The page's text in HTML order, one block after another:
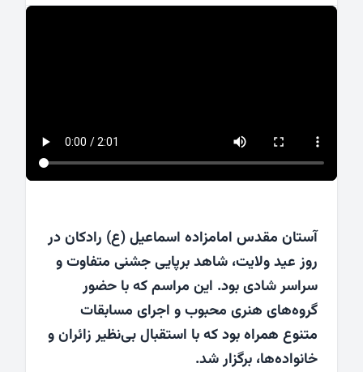
آستان مقدس امامزاده اسماعیل (ع) رادکان در
روز عید ولایت، شاهد برپایی جشنی متفاوت و
سراسر شادی بود. این مراسم که با حضور
گروه‌های هنری محبوب و اجرای مسابقات
متنوع همراه بود که با استقبال بی‌نظیر زائران و
خانواده‌ها، برگزار شد.